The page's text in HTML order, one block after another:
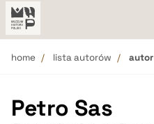
home lista autorów autor
Petro Sas